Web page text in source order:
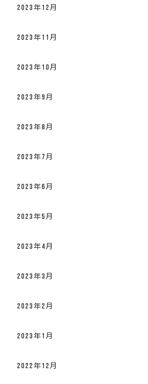
2023年12月
2023年11月
2023年10月
2023年9月
2023年8月
2023年7月
2023年6月
2023年5月
2023年4月
2023年3月
2023年2月
2023年1月
2022年12月